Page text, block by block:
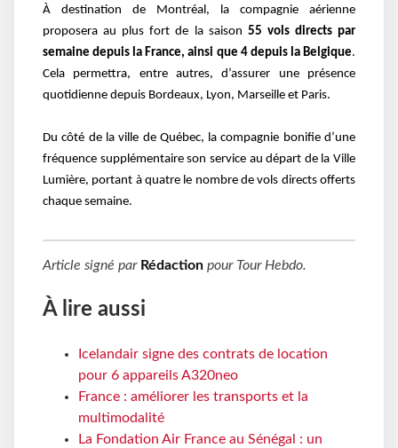
À destination de Montréal, la compagnie aérienne
proposera au plus fort de la saison 55 vols directs par
semaine depuis la France, ainsi que 4 depuis la Belgique.
Cela permettra, entre autres, d’assurer une présence
quotidienne depuis Bordeaux, Lyon, Marseille et Paris.
Du côté de la ville de Québec, la compagnie bonifie d’une
fréquence supplémentaire son service au départ de la Ville
Lumière, portant à quatre le nombre de vols directs offerts
chaque semaine.
Article signé par Rédaction pour Tour Hebdo.
À lire aussi
Icelandair signe des contrats de location
pour 6 appareils A320neo
France : améliorer les transports et la
multimodalité
La Fondation Air France au Sénégal : un